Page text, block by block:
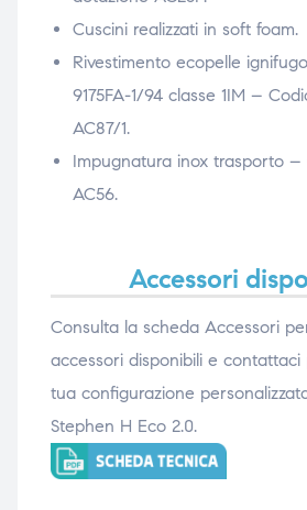
Cuscini realizzati in soft foam.
Rivestimento ecopelle
9175FA-1/94 classe 1IM –
AC87/1.
Impugnatura inox trasporto –
AC56.
Accessori
Consulta la scheda Accessori
accessori disponibili e
tua configurazione
Stephen H Eco 2.0.